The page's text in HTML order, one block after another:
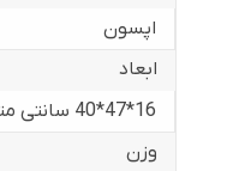
اپسون
ابعاد
16*47*40 سانتی متر
وزن